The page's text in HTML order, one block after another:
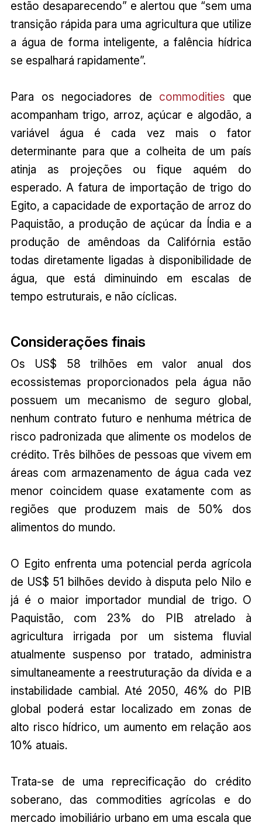
estão desaparecendo” e alertou que “sem uma
transição rápida para uma agricultura que utilize
a água de forma inteligente, a falência hídrica
se espalhará rapidamente”.
Para os negociadores de commodities que
acompanham trigo, arroz, açúcar e algodão, a
variável água é cada vez mais o fator
determinante para que a colheita de um país
atinja as projeções ou fique aquém do
esperado. A fatura de importação de trigo do
Egito, a capacidade de exportação de arroz do
Paquistão, a produção de açúcar da Índia e a
produção de amêndoas da Califórnia estão
todas diretamente ligadas à disponibilidade de
água, que está diminuindo em escalas de
tempo estruturais, e não cíclicas.
Considerações finais
Os US$ 58 trilhões em valor anual dos
ecossistemas proporcionados pela água não
possuem um mecanismo de seguro global,
nenhum contrato futuro e nenhuma métrica de
risco padronizada que alimente os modelos de
crédito. Três bilhões de pessoas que vivem em
áreas com armazenamento de água cada vez
menor coincidem quase exatamente com as
regiões que produzem mais de 50% dos
alimentos do mundo.
O Egito enfrenta uma potencial perda agrícola
de US$ 51 bilhões devido à disputa pelo Nilo e
já é o maior importador mundial de trigo. O
Paquistão, com 23% do PIB atrelado à
agricultura irrigada por um sistema fluvial
atualmente suspenso por tratado, administra
simultaneamente a reestruturação da dívida e a
instabilidade cambial. Até 2050, 46% do PIB
global poderá estar localizado em zonas de
alto risco hídrico, um aumento em relação aos
10% atuais.
Trata-se de uma reprecificação do crédito
soberano, das commodities agrícolas e do
mercado imobiliário urbano em uma escala que